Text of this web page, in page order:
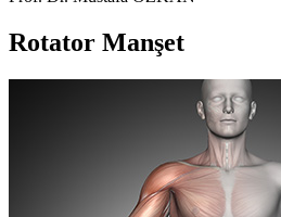
Rotator Manşet